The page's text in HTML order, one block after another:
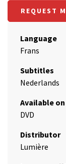
REQUEST
Language
Frans
Subtitles
Nederlands
Available on
DVD
Distributor
Lumière